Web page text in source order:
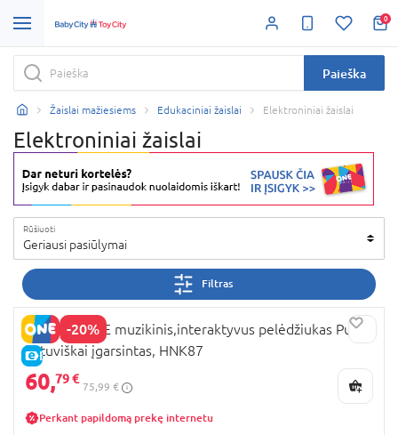
0
Paieška
Žaislai mažiesiems Edukaciniai žaislai Elektroniniai žaislai
Elektroniniai žaislai
Rūšiuoti
Geriausi pasiūlymai
Filtras
-20%
E-KAINA
FISHER-PRICE muzikinis,interaktyvus pelėdžiukas Pupū,
lietuviškai įgarsintas, HNK87
60,79 €
75,99 €
Perkant papildomą prekę internetu